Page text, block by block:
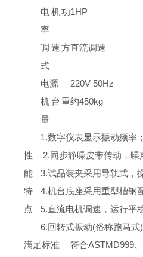
电机功
率
1HP
调速方
式
直流调速
电源
220V 50Hz
机台重
量
约450kg
性
能
特
点
1.数字仪表显示振动频率；
2.同步静噪皮带传动，
3.试品装夹采用导轨式，
4.机台底座采用重型槽钢
5.直流电机调速，运行平
6.回转式振动(俗称跑马
满足标准
符合ASTMD999